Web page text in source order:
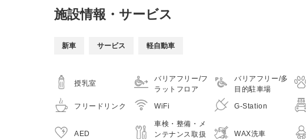
施設情報・サービス
新車 サービス 軽自動車
授乳室
バリアフリー/フ
ラットフロア
バリアフリー/多
目的駐車場
フリードリンク WiFi G-Station
AED
車検・整備・メ
ンテナンス取扱
WAX洗車